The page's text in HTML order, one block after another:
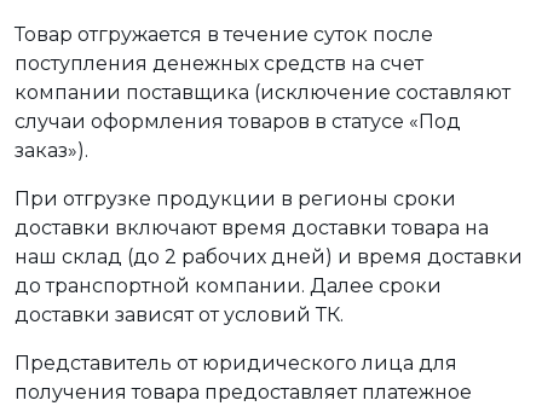
Товар отгружается в течение суток после
поступления денежных средств на счет
компании поставщика (исключение составляют
случаи оформления товаров в статусе «Под
заказ»).
При отгрузке продукции в регионы сроки
доставки включают время доставки товара на
наш склад (до 2 рабочих дней) и время доставки
до транспортной компании. Далее сроки
доставки зависят от условий ТК.
Представитель от юридического лица для
получения товара предоставляет платежное